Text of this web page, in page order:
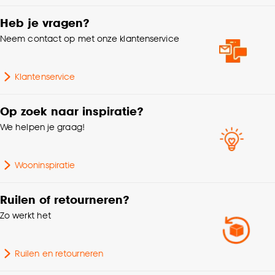
kan aanpassen, bekijk hiervoor onze
cookieverklaring.
Met handvat
Lengte
Heb je vragen?
Neem contact op met onze klantenservice
Klantenservice
Op zoek naar inspiratie?
We helpen je graag!
Wooninspiratie
Ruilen of retourneren?
Zo werkt het
Ruilen en retourneren